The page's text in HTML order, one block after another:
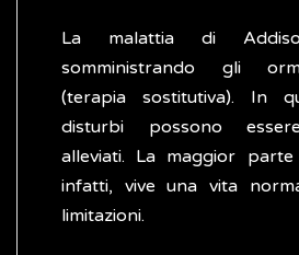
La malattia di
somministrando gli
(terapia sostitutiva). In
disturbi possono
alleviati. La maggior
infatti, vive una vita
limitazioni.